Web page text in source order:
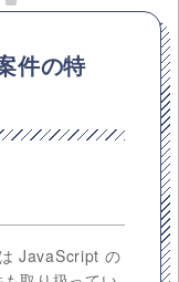
件の特
JavaScript の